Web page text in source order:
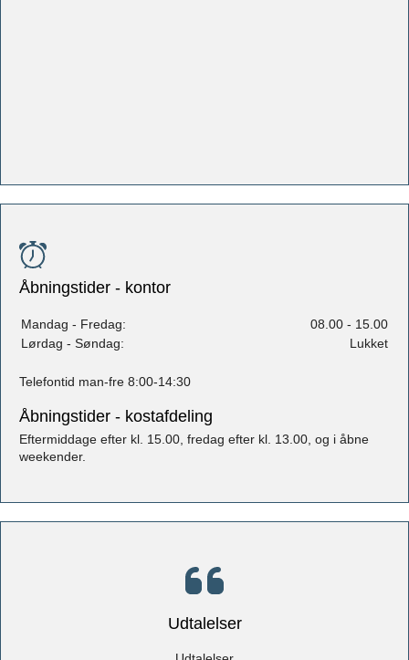
Åbningstider - kontor
Mandag - Fredag:
08.00 - 15.00
Lørdag - Søndag:
Lukket
Telefontid man-fre 8:00-14:30
Åbningstider - kostafdeling
Eftermiddage efter kl. 15.00, fredag efter kl. 13.00, og i åbne
weekender.
Udtalelser